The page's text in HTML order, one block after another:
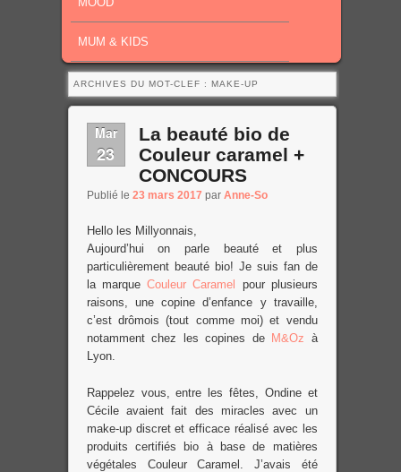
MUM & KIDS
ARCHIVES DU MOT-CLEF : MAKE-UP
Mar
23
La beauté bio de
Couleur caramel +
CONCOURS
Publié le 23 mars 2017 par Anne-So
Hello les Millyonnais,
Aujourd’hui on parle beauté et plus
particulièrement beauté bio! Je suis fan de
la marque Couleur Caramel pour plusieurs
raisons, une copine d’enfance y travaille,
c’est drômois (tout comme moi) et vendu
notamment chez les copines de M&Oz à
Lyon.
Rappelez vous, entre les fêtes, Ondine et
Cécile avaient fait des miracles avec un
make-up discret et efficace réalisé avec les
produits certifiés bio à base de matières
végétales Couleur Caramel. J’avais été